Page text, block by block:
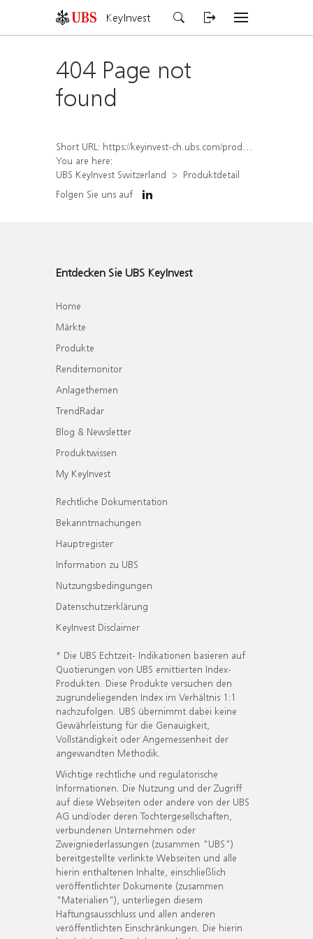
KeyInvest
404 Page not
found
Short URL: https://keyinvest-ch.ubs.com/produkt/detail/index/isin/CH1459080151
You are here:
UBS KeyInvest Switzerland
Produktdetail
Folgen Sie uns auf
Entdecken Sie UBS KeyInvest
Home
Märkte
Produkte
Renditemonitor
Anlagethemen
TrendRadar
Blog & Newsletter
Produktwissen
My KeyInvest
Rechtliche Dokumentation
Bekanntmachungen
Hauptregister
Information zu UBS
Nutzungsbedingungen
Datenschutzerklärung
KeyInvest Disclaimer
* Die UBS Echtzeit- Indikationen basieren auf
Quotierungen von UBS emittierten Index-
Produkten. Diese Produkte versuchen den
zugrundeliegenden Index im Verhältnis 1:1
nachzufolgen. UBS übernimmt dabei keine
Gewährleistung für die Genauigkeit,
Vollständigkeit oder Angemessenheit der
angewandten Methodik.
Wichtige rechtliche und regulatorische
Informationen. Die Nutzung und der Zugriff
auf diese Webseiten oder andere von der UBS
AG und/oder deren Tochtergesellschaften,
verbundenen Unternehmen oder
Zweigniederlassungen (zusammen "UBS")
bereitgestellte verlinkte Webseiten und alle
hierin enthaltenen Inhalte, einschließlich
veröffentlichter Dokumente (zusammen
"Materialien"), unterliegen diesem
Haftungsausschluss und allen anderen
veröffentlichten Einschränkungen. Die hierin